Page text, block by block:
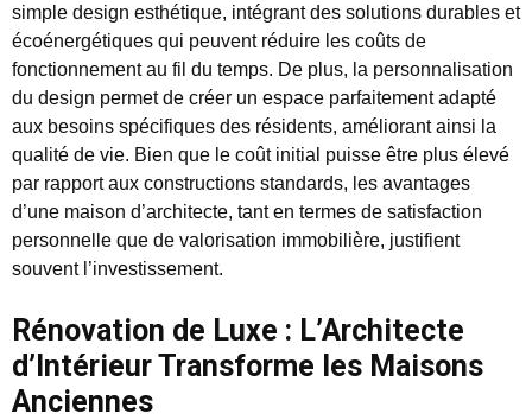
simple design esthétique, intégrant des solutions durables et
écoénergétiques qui peuvent réduire les coûts de
fonctionnement au fil du temps. De plus, la personnalisation
du design permet de créer un espace parfaitement adapté
aux besoins spécifiques des résidents, améliorant ainsi la
qualité de vie. Bien que le coût initial puisse être plus élevé
par rapport aux constructions standards, les avantages
d’une maison d’architecte, tant en termes de satisfaction
personnelle que de valorisation immobilière, justifient
souvent l’investissement.
Rénovation de Luxe : L’Architecte
d’Intérieur Transforme les Maisons
Anciennes